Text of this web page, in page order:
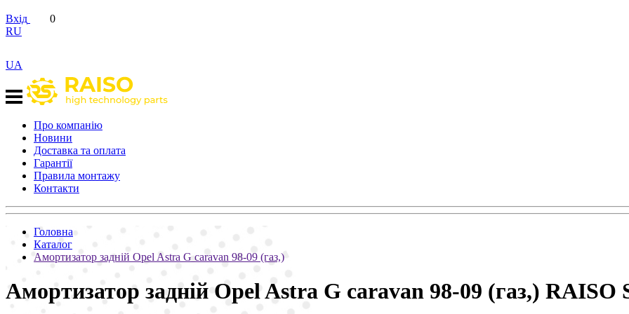
Вхід
0
RU
UA
Про компанію
Новини
Доставка та оплата
Гарантії
Правила монтажу
Контакти
Головна
Каталог
Амортизатор задній Opel Astra G caravan 98-09 (газ,)
Амортизатор задній Opel Astra G caravan 98-09 (газ,) RAISO